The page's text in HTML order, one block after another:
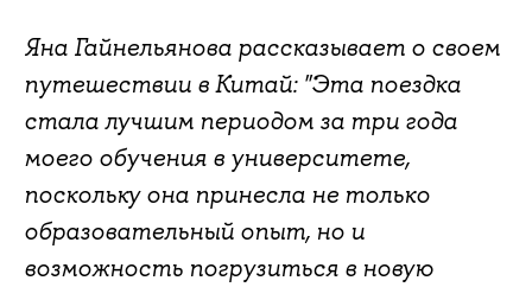
Яна Гайнельянова рассказывает о своем
путешествии в Китай: "Эта поездка
стала лучшим периодом за три года
моего обучения в университете,
поскольку она принесла не только
образовательный опыт, но и
возможность погрузиться в новую